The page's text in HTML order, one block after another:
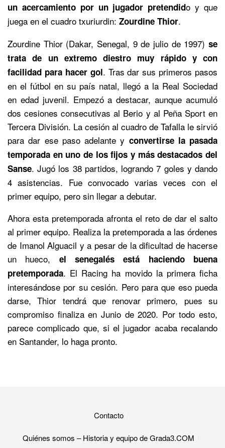
un acercamiento por un jugador pretendido y que
juega en el cuadro txuriurdin: Zourdine Thior.
Zourdine Thior (Dakar, Senegal, 9 de julio de 1997) se
trata de un extremo diestro muy rápido y con
facilidad para hacer gol. Tras dar sus primeros pasos
en el fútbol en su país natal, llegó a la Real Sociedad
en edad juvenil. Empezó a destacar, aunque acumuló
dos cesiones consecutivas al Berio y al Peña Sport en
Tercera División. La cesión al cuadro de Tafalla le sirvió
para dar ese paso adelante y convertirse la pasada
temporada en uno de los fijos y más destacados del
Sanse. Jugó los 38 partidos, logrando 7 goles y dando
4 asistencias. Fue convocado varias veces con el
primer equipo, pero sin llegar a debutar.
Ahora esta pretemporada afronta el reto de dar el salto
al primer equipo. Realiza la pretemporada a las órdenes
de Imanol Alguacil y a pesar de la dificultad de hacerse
un hueco, el senegalés está haciendo buena
pretemporada. El Racing ha movido la primera ficha
interesándose por su cesión. Pero para que eso pueda
darse, Thior tendrá que renovar primero, pues su
compromiso finaliza en Junio de 2020. Por todo esto,
parece complicado que, si el jugador acaba recalando
en Santander, lo haga pronto.
Contacto
Quiénes somos – Historia y equipo de Grada3.COM